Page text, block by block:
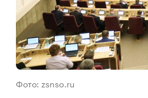
Фото: zsnso.ru